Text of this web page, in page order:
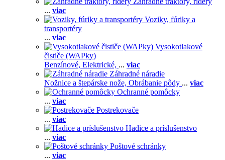
... viac
Voziky, fúriky a
transportéry
... viac
Vysokotlakové
čističe (WAPky)
Benzínové, Elektrické, ... viac
Záhradné náradie
Nožnice a štepárske nože, Obrábanie pôdy ... viac
Ochranné pomôcky
... viac
Postrekovače
... viac
Hadice a príslušenstvo
... viac
Poštové schránky
... viac